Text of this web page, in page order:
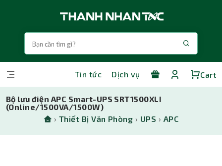
Tin tức Dịch vụ Cart
Bộ lưu điện APC Smart-UPS SRT1500XLI
(Online/1500VA/1500W)
› Thiết Bị Văn Phòng › UPS › APC